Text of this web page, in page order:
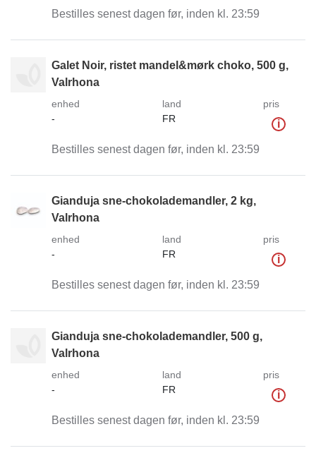
Bestilles senest dagen før, inden kl. 23:59
Galet Noir, ristet mandel&mørk choko, 500 g,
Valrhona
enhed
-
land
FR
pris
i
Bestilles senest dagen før, inden kl. 23:59
Gianduja sne-chokolademandler, 2 kg,
Valrhona
enhed
-
land
FR
pris
i
Bestilles senest dagen før, inden kl. 23:59
Gianduja sne-chokolademandler, 500 g,
Valrhona
enhed
-
land
FR
pris
i
Bestilles senest dagen før, inden kl. 23:59